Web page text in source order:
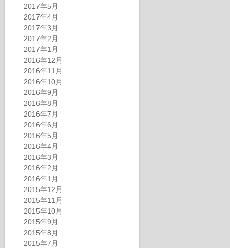
2017年5月
2017年4月
2017年3月
2017年2月
2017年1月
2016年12月
2016年11月
2016年10月
2016年9月
2016年8月
2016年7月
2016年6月
2016年5月
2016年4月
2016年3月
2016年2月
2016年1月
2015年12月
2015年11月
2015年10月
2015年9月
2015年8月
2015年7月